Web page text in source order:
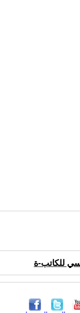
للكاتب-ة